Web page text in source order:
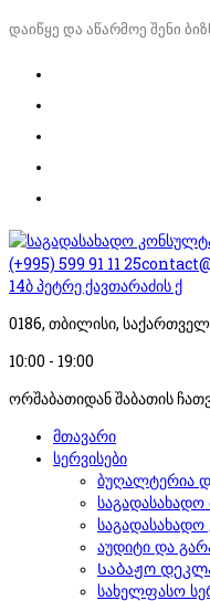
დაიწყე და აწარმოე შენი
(+995) 599 91 11 25
14ბ პეტრე ქავთარაძის ქ
0186, თბილისი,
10:00 - 19:00
ორშაბათიდან შაბათის
მთავარი
სერვისები
ბუღალტერია
საგადასახადო
აუდიტი და
Საბაჟო
სახელფასო